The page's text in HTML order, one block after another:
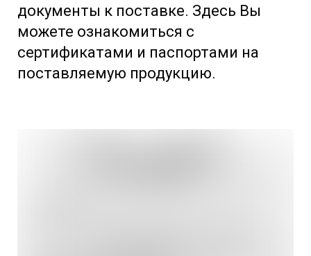
документы к поставке. Здесь Вы
можете ознакомиться с
сертификатами и паспортами на
поставляемую продукцию.